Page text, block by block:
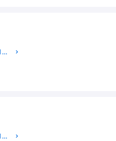
Добринецький. Конкурс комбінацій: 1-4 ч.
Добринецький. Конкурс комбінацій: 1-4 ч.